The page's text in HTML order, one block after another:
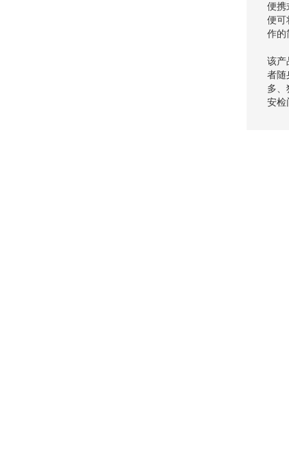
便携
便可
作的
该产
者随
多、
安检